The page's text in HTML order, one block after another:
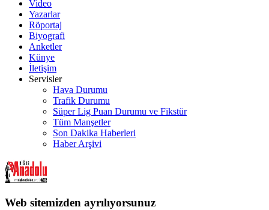
Video
Yazarlar
Röportaj
Biyografi
Anketler
Künye
İletişim
Servisler
Hava Durumu
Trafik Durumu
Süper Lig Puan Durumu ve Fikstür
Tüm Manşetler
Son Dakika Haberleri
Haber Arşivi
Web sitemizden ayrılıyorsunuz